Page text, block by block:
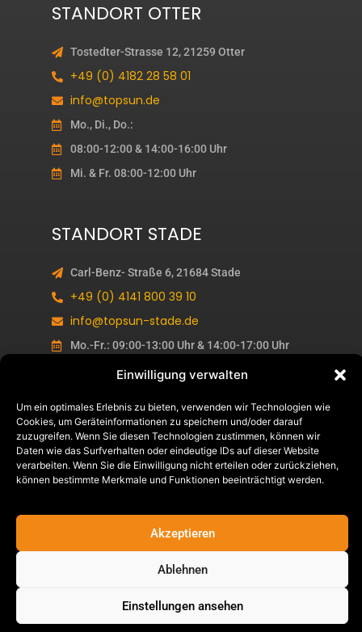
Einwilligung verwalten
Um ein optimales Erlebnis zu bieten, verwenden wir Technologien wie
Cookies, um Geräteinformationen zu speichern und/oder darauf
zuzugreifen. Wenn Sie diesen Technologien zustimmen, können wir
Daten wie das Surfverhalten oder eindeutige IDs auf dieser Website
verarbeiten. Wenn Sie die Einwilligung nicht erteilen oder zurückziehen,
können bestimmte Merkmale und Funktionen beeinträchtigt werden.
Akzeptieren
Ablehnen
Einstellungen ansehen
STANDORT OTTER
Tostedter-Strasse 12, 21259 Otter
+49 (0) 4182 28 58 01
info@topsun.de
Mo., Di., Do.:
08:00-12:00 & 14:00-16:00 Uhr
Mi. & Fr. 08:00-12:00 Uhr
STANDORT STADE
Carl-Benz- Straße 6, 21684 Stade
+49 (0) 4141 800 39 10
info@topsun-stade.de
Mo.-Fr.: 09:00-13:00 Uhr & 14:00-17:00 Uhr
1. & 3. Sa. im Monat: 10:00-13:00 Uhr
IMPRESSUM
Copyright 2026 © Alle Rechte Vorbehalten